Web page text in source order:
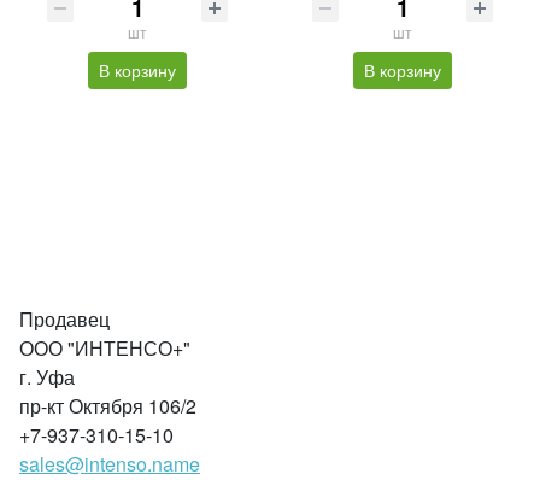
шт
В корзину
шт
В корзину
Продавец
ООО "ИНТЕНСО+"
г. Уфа
пр-кт Октября 106/2
+7-937-310-15-10
sales@intenso.name